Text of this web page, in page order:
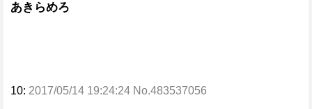
あきらめろ
10: 2017/05/14 19:24:24 No.483537056